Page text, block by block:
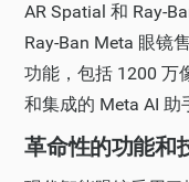
AR Spatial 和 Ray-
Ray-Ban Meta 眼镜
功能，包括 1200 万
和集成的 Meta AI 助
革命性的功能和